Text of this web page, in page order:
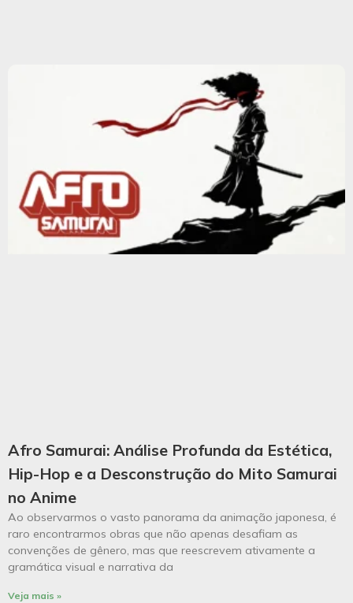
Afro Samurai: Análise Profunda da Estética,
Hip-Hop e a Desconstrução do Mito Samurai
no Anime
Ao observarmos o vasto panorama da animação japonesa, é
raro encontrarmos obras que não apenas desafiam as
convenções de gênero, mas que reescrevem ativamente a
gramática visual e narrativa da
Veja mais »